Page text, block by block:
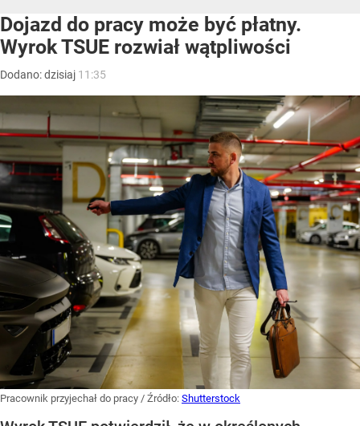
Dojazd do pracy może być płatny.
Wyrok TSUE rozwiał wątpliwości
Dodano:dzisiaj 11:35
Pracownik przyjechał do pracy / Źródło: Shutterstock